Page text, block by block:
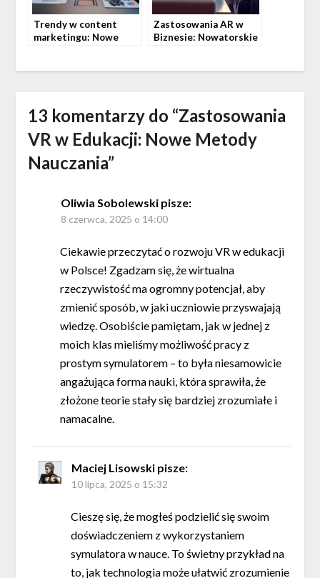
Trendy w content
marketingu: Nowe
Zastosowania AR w
Biznesie: Nowatorskie
13 komentarzy do “Zastosowania
VR w Edukacji: Nowe Metody
Nauczania”
Oliwia Sobolewski pisze:
8 czerwca, 2025 o 14:00
Ciekawie przeczytać o rozwoju VR w edukacji
w Polsce! Zgadzam się, że wirtualna
rzeczywistość ma ogromny potencjał, aby
zmienić sposób, w jaki uczniowie przyswajają
wiedzę. Osobiście pamiętam, jak w jednej z
moich klas mieliśmy możliwość pracy z
prostym symulatorem – to była niesamowicie
angażująca forma nauki, która sprawiła, że
złożone teorie stały się bardziej zrozumiałe i
namacalne.
Maciej Lisowski pisze:
10 lipca, 2025 o 15:32
Cieszę się, że mogłeś podzielić się swoim
doświadczeniem z wykorzystaniem
symulatora w nauce. To świetny przykład na
to, jak technologia może ułatwić zrozumienie